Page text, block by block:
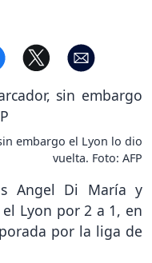
embargo el Lyon lo dio
vuelta. Foto: AFP
Angel Di María y
Lyon por 2 a 1, en
por la liga de